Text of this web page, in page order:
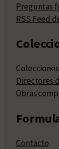
Preguntas
RSS Feed
Colecciones
Directores
Obras
Contacto